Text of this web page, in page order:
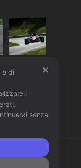
✕
e di
i
senza